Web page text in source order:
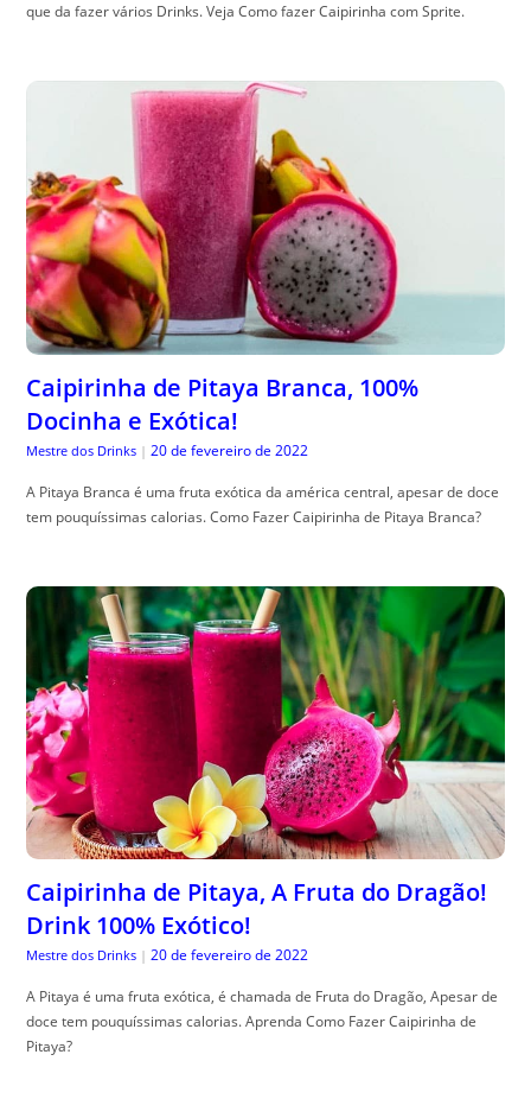
que da fazer vários Drinks. Veja Como fazer Caipirinha com Sprite.
Caipirinha de Pitaya Branca, 100%
Docinha e Exótica!
Mestre dos Drinks | 20 de fevereiro de 2022
A Pitaya Branca é uma fruta exótica da américa central, apesar de doce
tem pouquíssimas calorias. Como Fazer Caipirinha de Pitaya Branca?
Caipirinha de Pitaya, A Fruta do Dragão!
Drink 100% Exótico!
Mestre dos Drinks | 20 de fevereiro de 2022
A Pitaya é uma fruta exótica, é chamada de Fruta do Dragão, Apesar de
doce tem pouquíssimas calorias. Aprenda Como Fazer Caipirinha de
Pitaya?